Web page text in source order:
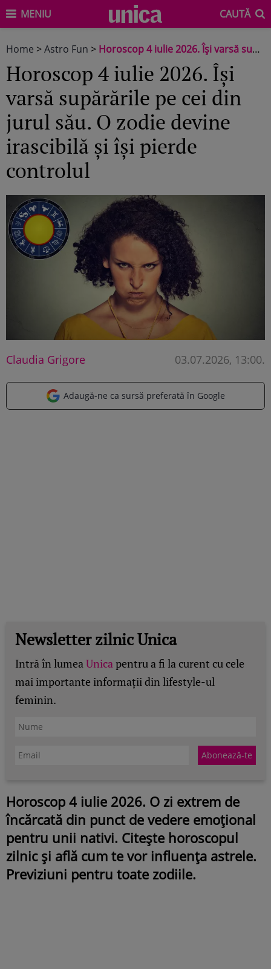
MENIU CAUTĂ
Home >Astro Fun > Horoscop 4 iulie 2026. Își varsă supărările pe cei din jurul său. O zodie devine irascibilă și își pierde controlul
Horoscop 4 iulie 2026. Își
varsă supărările pe cei din
jurul său. O zodie devine
irascibilă și își pierde
controlul
Claudia Grigore 03.07.2026, 13:00.
Adaugă-ne ca sursă preferată în Google
Newsletter zilnic Unica
Intră în lumeaUnicapentru a fi la curent cu cele
mai importante informații din lifestyle-ul
feminin.
Horoscop 4 iulie 2026. O zi extrem de
încărcată din punct de vedere emoțional
pentru unii nativi. Citește horoscopul
zilnic și află cum te vor influența astrele.
Previziuni pentru toate zodiile.